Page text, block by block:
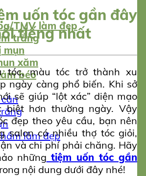
TMV làm đẹp
trắng
xăm
béo
làm đẹp
uốn tóc gần đây
tiếng nhất
tóc, màu tóc trở thành xu
ngày càng phổ biến. Khi sở
sẽ giúp “lột xác” diện mạo
biệt hơn thường ngày. Vậy
đẹp theo yêu cầu, bạn nên
salon có nhiều thợ tóc giỏi,
và chi phí phải chăng. Hãy
những tiệm uốn tóc gần
nội dung dưới đây nhé!